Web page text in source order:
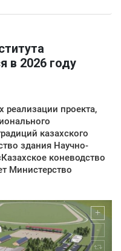
в 2026 году
реализации проекта,
казахского
здания Научно-
коневодство
Министерство